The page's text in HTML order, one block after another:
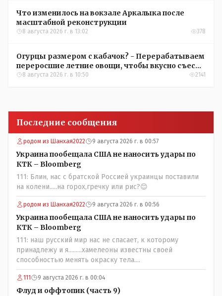
Что изменилось на вокзале Аркалыка после
масштабной реконструкции
8 августа 2026 г. в 13:02 378
Огурцы размером с кабачок? - Перерабатываем
переросшие летние овощи, чтобы вкусно съесть
зимой
8 августа 2026 г. в 10:50 2141
Последние сообщения
родом из Шанхая2022 9 августа 2026 г. в 00:57
Украина пообещала США не наносить удары по
КТК – Bloomberg
111: Блин, нас с братской Россией украинцы поставили
на колени.....на горох,гречку или рис?😊
родом из Шанхая2022 9 августа 2026 г. в 00:56
Украина пообещала США не наносить удары по
КТК – Bloomberg
111: наш русский мир нас не спасает, к которому
принадлежу и я.........хамелеоны известны своей
способностью менять окраску тела....
111 9 августа 2026 г. в 00:04
Флуд и оффтопик (часть 9)